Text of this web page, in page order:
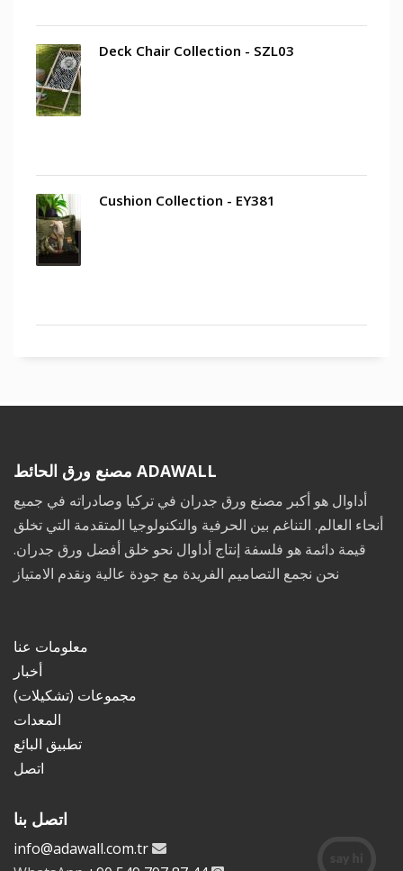
Deck Chair Collection - SZL03
Cushion Collection - EY381
ADAWALL مصنع ورق الحائط
أداوال هو أكبر مصنع ورق جدران في تركيا وصادراته في جميع
أنحاء العالم. التناغم بين الحرفية والتكنولوجيا المتقدمة التي تخلق
قيمة دائمة هو فلسفة إنتاج أداوال نحو خلق أفضل ورق جدران.
نحن نجمع التصاميم الفريدة مع جودة عالية ونقدم الامتياز
معلومات عنا
أخبار
مجموعات (تشكيلات)
المعدات
تطبيق البائع
اتصل
اتصل بنا
info@adawall.com.tr